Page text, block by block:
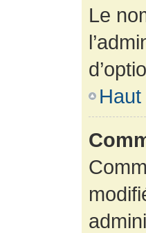
Le
Haut